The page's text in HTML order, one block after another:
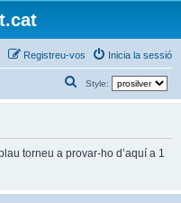
Inicia la sessió
Registreu-vos
Style:
e
torneu a provar-ho d’aquí a 1